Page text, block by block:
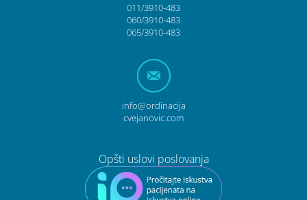
011/3910-483
060/3910-483
065/3910-483
info@ordinacija
cvejanovic.com
Opšti uslovi poslovanja